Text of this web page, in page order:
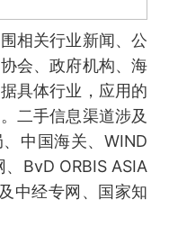
相关行业新闻、公
会、政府机构、海
具体行业，应用的
二手信息渠道涉及
中国海关、WIND
BvD ORBIS ASIA
中经专网、国家知